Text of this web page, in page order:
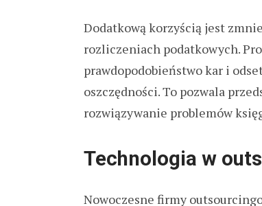
Dodatkową korzyścią jest
rozliczeniach podatkowych.
prawdopodobieństwo kar i
oszczędności. To pozwala
rozwiązywanie problemów
Technologia w
Nowoczesne firmy